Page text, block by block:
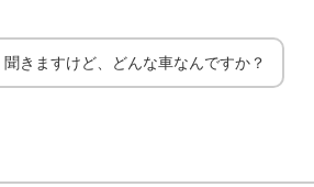
金期
きますけど、どんな車なんですか？